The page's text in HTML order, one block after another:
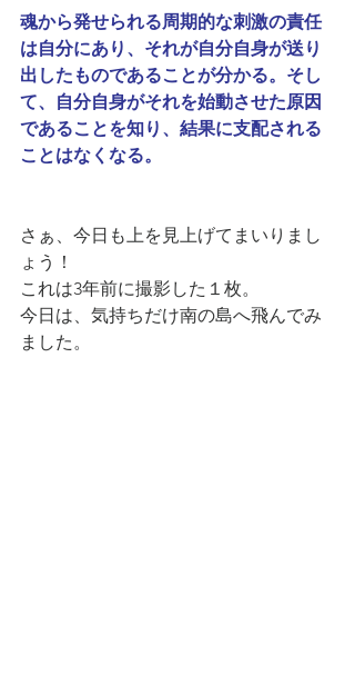
魂から発せられる周期的な刺激の責任
は自分にあり、それが自分自身が送り
出したものであることが分かる。そし
て、自分自身がそれを始動させた原因
であることを知り、結果に支配される
ことはなくなる。
さぁ、今日も上を見上げてまいりまし
ょう！
これは3年前に撮影した１枚。
今日は、気持ちだけ南の島へ飛んでみ
ました。